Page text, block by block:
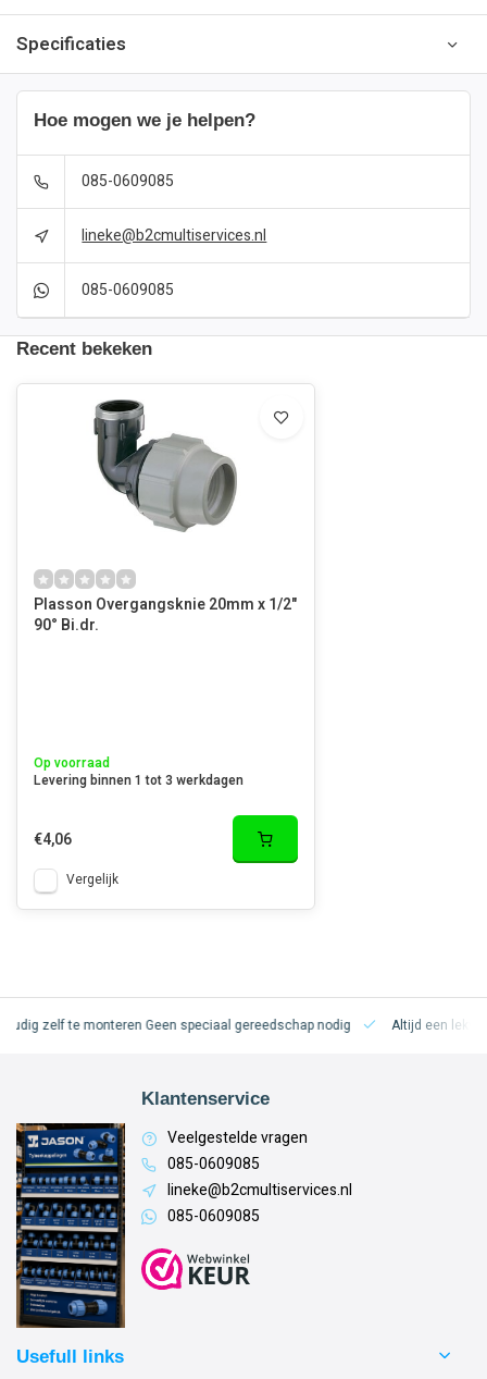
Specificaties
Hoe mogen we je helpen?
085-0609085
lineke@b2cmultiservices.nl
085-0609085
Recent bekeken
Plasson Overgangsknie 20mm x 1/2"
90° Bi.dr.
Op voorraad
Levering binnen 1 tot 3 werkdagen
€4,06
Vergelijk
zelf te monteren Geen speciaal gereedschap nodig Altijd een
Klantenservice
Veelgestelde vragen
085-0609085
lineke@b2cmultiservices.nl
085-0609085
Usefull links